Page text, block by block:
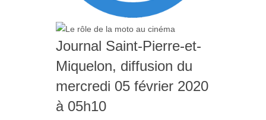
Journal Saint-Pierre-et-
Miquelon, diffusion du
mercredi 05 février 2020
à 05h10